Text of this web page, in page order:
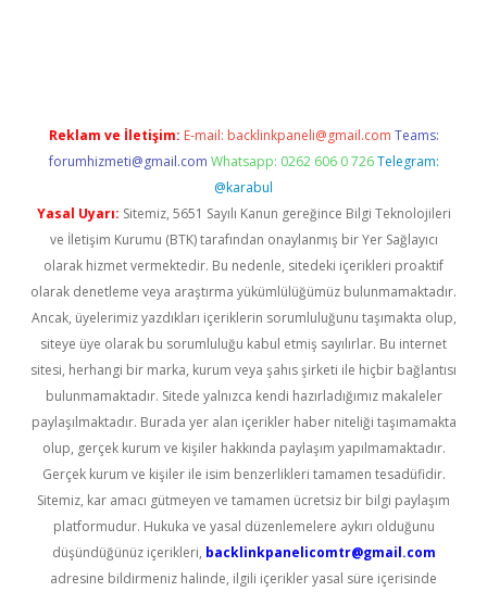
Reklam ve İletişim: E-mail: backlinkpaneli@gmail.com Teams:
forumhizmeti@gmail.com Whatsapp: 0262 606 0 726 Telegram:
@karabul
Yasal Uyarı: Sitemiz, 5651 Sayılı Kanun gereğince Bilgi Teknolojileri
ve İletişim Kurumu (BTK) tarafından onaylanmış bir Yer Sağlayıcı
olarak hizmet vermektedir. Bu nedenle, sitedeki içerikleri proaktif
olarak denetleme veya araştırma yükümlülüğümüz bulunmamaktadır.
Ancak, üyelerimiz yazdıkları içeriklerin sorumluluğunu taşımakta olup,
siteye üye olarak bu sorumluluğu kabul etmiş sayılırlar. Bu internet
sitesi, herhangi bir marka, kurum veya şahıs şirketi ile hiçbir bağlantısı
bulunmamaktadır. Sitede yalnızca kendi hazırladığımız makaleler
paylaşılmaktadır. Burada yer alan içerikler haber niteliği taşımamakta
olup, gerçek kurum ve kişiler hakkında paylaşım yapılmamaktadır.
Gerçek kurum ve kişiler ile isim benzerlikleri tamamen tesadüfidir.
Sitemiz, kar amacı gütmeyen ve tamamen ücretsiz bir bilgi paylaşım
platformudur. Hukuka ve yasal düzenlemelere aykırı olduğunu
düşündüğünüz içerikleri, backlinkpanelicomtr@gmail.com
adresine bildirmeniz halinde, ilgili içerikler yasal süre içerisinde